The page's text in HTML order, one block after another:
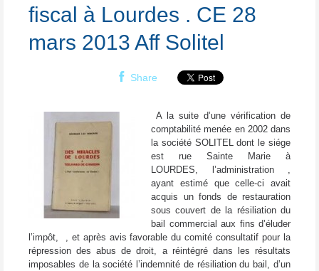
fiscal à Lourdes . CE 28
mars 2013 Aff Solitel
Share
A la suite d’une vérification de
comptabilité menée en 2002 dans
la société SOLITEL dont le siége
est rue Sainte Marie à
LOURDES, l’administration ,
ayant estimé que celle-ci avait
acquis un fonds de restauration
sous couvert de la résiliation du
bail commercial aux fins d’éluder
l’impôt,
, et après avis favorable du comité consultatif pour la
répression des abus de droit, a réintégré dans les résultats
imposables de la société l’indemnité de résiliation du bail, d’un